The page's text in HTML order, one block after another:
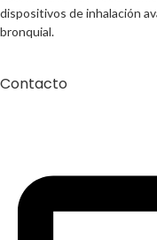
dispositivos de inhalación
bronquial.
Contacto